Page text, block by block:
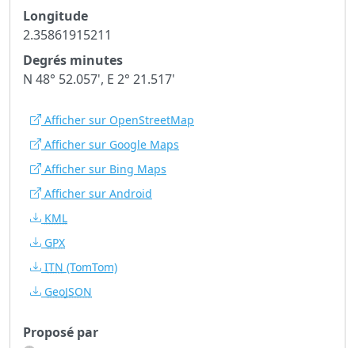
Longitude
2.35861915211
Degrés minutes
N 48° 52.057', E 2° 21.517'
Afficher sur OpenStreetMap
Afficher sur Google Maps
Afficher sur Bing Maps
Afficher sur Android
KML
GPX
ITN (TomTom)
GeoJSON
Proposé par